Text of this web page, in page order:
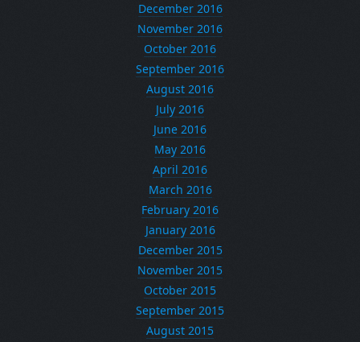
December 2016
November 2016
October 2016
September 2016
August 2016
July 2016
June 2016
May 2016
April 2016
March 2016
February 2016
January 2016
December 2015
November 2015
October 2015
September 2015
August 2015